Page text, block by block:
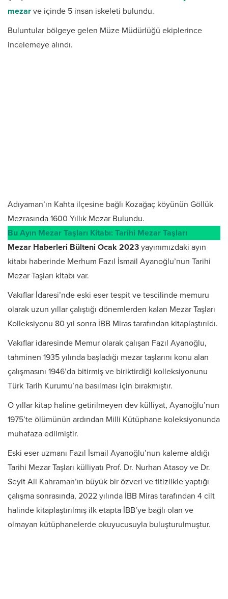
mezar ve içinde 5 insan iskeleti bulundu.
Buluntular bölgeye gelen Müze Müdürlüğü ekiplerince
incelemeye alındı.
Adıyaman’ın Kahta ilçesine bağlı Kozağaç köyünün Göllük
Mezrasında 1600 Yıllık Mezar Bulundu.
Bu Ayın Mezar Taşları Kitabı: Tarihi Mezar Taşları
Mezar Haberleri Bülteni Ocak 2023 yayınımızdaki ayın
kitabı haberinde Merhum Fazıl İsmail Ayanoğlu’nun Tarihi
Mezar Taşları kitabı var.
Vakıflar İdaresi’nde eski eser tespit ve tescilinde memuru
olarak uzun yıllar çalıştığı dönemlerden kalan Mezar Taşları
Kolleksiyonu 80 yıl sonra İBB Miras tarafından kitaplaştırıldı.
Vakıflar idaresinde Memur olarak çalışan Fazıl Ayanoğlu,
tahminen 1935 yılında başladığı mezar taşlarını konu alan
çalışmasını 1946’da bitirmiş ve biriktirdiği kolleksiyonunu
Türk Tarih Kurumu’na basılması için bırakmıştır.
O yıllar kitap haline getirilmeyen dev külliyat, Ayanoğlu’nun
1975’te ölümünün ardından Milli Kütüphane koleksiyonunda
muhafaza edilmiştir.
Eski eser uzmanı Fazıl İsmail Ayanoğlu’nun kaleme aldığı
Tarihi Mezar Taşları külliyatı Prof. Dr. Nurhan Atasoy ve Dr.
Seyit Ali Kahraman’ın büyük bir özveri ve titizlikle yaptığı
çalışma sonrasında, 2022 yılında İBB Miras tarafından 4 cilt
halinde kitaplaştırılmış ilk etapta İBB’ye bağlı olan ve
olmayan kütüphanelerde okuyucusuyla buluşturulmuştur.